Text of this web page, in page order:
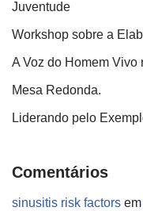
Juventude
Workshop sobre a
A Voz do Homem
Mesa Redonda.
Liderando pelo
Comentários
sinusitis risk factors em